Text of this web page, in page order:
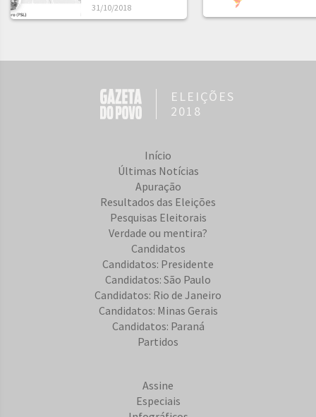
31/10/2018
ELEIÇÕES
2018
Início
Últimas Notícias
Apuração
Resultados das Eleições
Pesquisas Eleitorais
Verdade ou mentira?
Candidatos
Candidatos: Presidente
Candidatos: São Paulo
Candidatos: Rio de Janeiro
Candidatos: Minas Gerais
Candidatos: Paraná
Partidos
Assine
Especiais